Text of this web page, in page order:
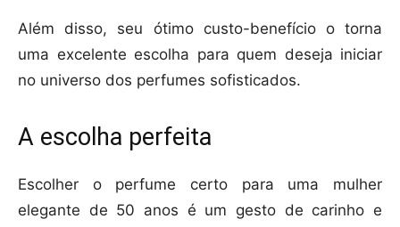
Além disso, seu ótimo custo-benefício o torna
uma excelente escolha para quem deseja iniciar
no universo dos perfumes sofisticados.
A escolha perfeita
Escolher o perfume certo para uma mulher
elegante de 50 anos é um gesto de carinho e